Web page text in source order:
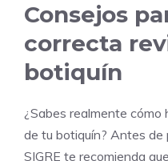
Consejos
correcta
botiquín
¿Sabes realmente cómo
de tu botiquín? Antes de
SIGRE te recomienda